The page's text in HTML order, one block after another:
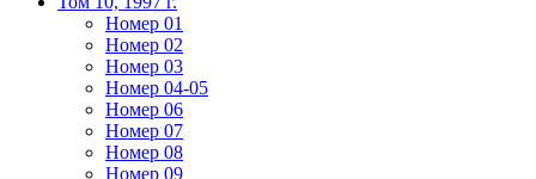
Номер 01
Номер 02
Номер 03
Номер 04-05
Номер 06
Номер 07
Номер 08
Номер 09